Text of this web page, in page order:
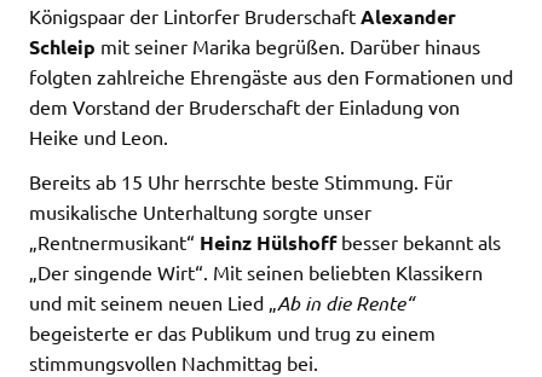
Königspaar der Lintorfer Bruderschaft Alexander
Schleip mit seiner Marika begrüßen. Darüber hinaus
folgten zahlreiche Ehrengäste aus den Formationen und
dem Vorstand der Bruderschaft der Einladung von
Heike und Leon.
Bereits ab 15 Uhr herrschte beste Stimmung. Für
musikalische Unterhaltung sorgte unser
„Rentnermusikant“ Heinz Hülshoff besser bekannt als
„Der singende Wirt“. Mit seinen beliebten Klassikern
und mit seinem neuen Lied „Ab in die Rente“
begeisterte er das Publikum und trug zu einem
stimmungsvollen Nachmittag bei.